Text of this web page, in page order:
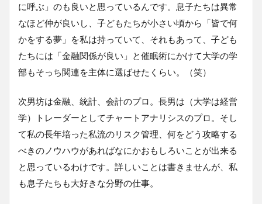
に呼ぶ」のも良いと思っているんです。息子たちは異常
なほど仲が良いし、子どもたちが小さい頃から「皆で何
かをする夢」を私は持っていて、それもあって、子ども
たちには「金融関係が良い」と催眠術にかけて大学の学
部もそっち関連を主体に選ばせたくらい。（笑）
次男坊は金融、統計、会計のプロ。長男は（大学は経営
学）トレーダーとしてチャートアナリシスのプロ。そし
て私の長年培った私流のリスク管理、何をどう攻略する
べきのノウハウがあればなにかおもしろいことが出来る
と思っているわけです。詳しいことは書きませんが、私
も息子たちも大好きな分野の仕事。